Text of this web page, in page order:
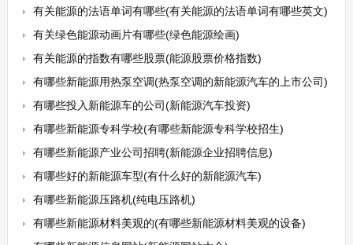
有关能源的法语单词有哪些(有关能源的法语单词有哪些英文)
有关绿色能源动画片有哪些(绿色能源绘画)
有关能源的指数有哪些股票(能源股票价格指数)
有哪些新能源用热泵空调(热泵空调的新能源汽车的上市公司)
有哪些投入新能源车的公司(新能源汽车投资)
有哪些新能源专科学校(有哪些新能源专科学校招生)
有哪些新能源产业公司招聘(新能源企业招聘信息)
有哪些好的新能源车型(有什么好的新能源汽车)
有哪些新能源压路机(纯电压路机)
有哪些新能源材料美观的(有哪些新能源材料美观的设备)